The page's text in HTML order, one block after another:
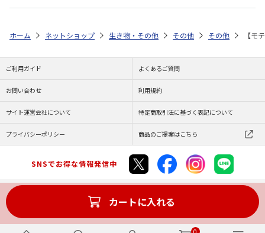
カートに入れる
ホーム ネットショップ 生き物・その他 その他 その他 【モ
ご利用ガイド よくあるご質問
お問い合わせ 利用規約
サイト運営会社について 特定商取引法に基づく表記について
プライバシーポリシー 商品のご提案はこちら
SNSでお得な情報発信中